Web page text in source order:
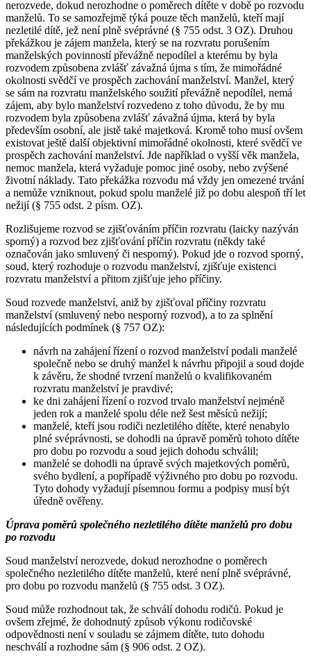
nerozvede, dokud nerozhodne o poměrech dítěte v době po rozvodu
manželů. To se samozřejmě týká pouze těch manželů, kteří mají
nezletilé dítě, jež není plně svéprávné (§ 755 odst. 3 OZ). Druhou
překážkou je zájem manžela, který se na rozvratu porušením
manželských povinností převážně nepodílel a kterému by byla
rozvodem způsobena zvlášť závažná újma s tím, že mimořádné
okolnosti svědčí ve prospěch zachování manželství. Manžel, který
se sám na rozvratu manželského soužití převážně nepodílel, nemá
zájem, aby bylo manželství rozvedeno z toho důvodu, že by mu
rozvodem byla způsobena zvlášť závažná újma, která by byla
především osobní, ale jistě také majetková. Kromě toho musí ovšem
existovat ještě další objektivní mimořádné okolnosti, které svědčí ve
prospěch zachování manželství. Jde například o vyšší věk manžela,
nemoc manžela, která vyžaduje pomoc jiné osoby, nebo zvýšené
životní náklady. Tato překážka rozvodu má vždy jen omezené trvání
a nemůže vzniknout, pokud spolu manželé již po dobu alespoň tří let
nežijí (§ 755 odst. 2 písm. OZ).
Rozlišujeme rozvod se zjišťováním příčin rozvratu (laicky nazýván
sporný) a rozvod bez zjišťování příčin rozvratu (někdy také
označován jako smluvený či nesporný). Pokud jde o rozvod sporný,
soud, který rozhoduje o rozvodu manželství, zjišťuje existenci
rozvratu manželství a přitom zjišťuje jeho příčiny.
Soud rozvede manželství, aniž by zjišťoval příčiny rozvratu
manželství (smluvený nebo nesporný rozvod), a to za splnění
následujících podmínek (§ 757 OZ):
návrh na zahájení řízení o rozvod manželství podali manželé
společně nebo se druhý manžel k návrhu připojil a soud dojde
k závěru, že shodné tvrzení manželů o kvalifikovaném
rozvratu manželství je pravdivé;
ke dni zahájení řízení o rozvod trvalo manželství nejméně
jeden rok a manželé spolu déle než šest měsíců nežijí;
manželé, kteří jsou rodiči nezletilého dítěte, které nenabylo
plné svéprávnosti, se dohodli na úpravě poměrů tohoto dítěte
pro dobu po rozvodu a soud jejich dohodu schválil;
manželé se dohodli na úpravě svých majetkových poměrů,
svého bydlení, a popřípadě výživného pro dobu po rozvodu.
Tyto dohody vyžadují písemnou formu a podpisy musí být
úředně ověřeny.
Úprava poměrů společného nezletilého dítěte manželů pro dobu
po rozvodu
Soud manželství nerozvede, dokud nerozhodne o poměrech
společného nezletilého dítěte manželů, které není plně svéprávné,
pro dobu po rozvodu manželů (§ 755 odst. 3 OZ).
Soud může rozhodnout tak, že schválí dohodu rodičů. Pokud je
ovšem zřejmé, že dohodnutý způsob výkonu rodičovské
odpovědnosti není v souladu se zájmem dítěte, tuto dohodu
neschválí a rozhodne sám (§ 906 odst. 2 OZ).